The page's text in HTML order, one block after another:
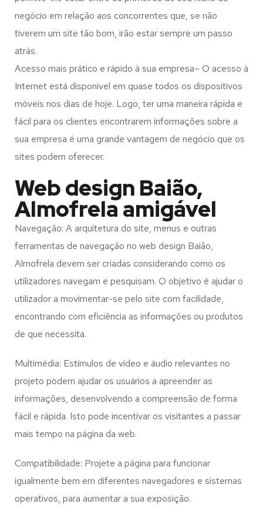
negócio em relação aos concorrentes que, se não
tiverem um site tão bom, irão estar sempre um passo
atrás.
Acesso mais prático e rápido à sua empresa– O acesso à
Internet está disponível em quase todos os dispositivos
móveis nos dias de hoje. Logo, ter uma maneira rápida e
fácil para os clientes encontrarem informações sobre a
sua empresa é uma grande vantagem de negócio que os
sites podem oferecer.
Web design Baião,
Almofrela amigável
Navegação: A arquitetura do site, menus e outras
ferramentas de navegação no web design Baião,
Almofrela devem ser criadas considerando como os
utilizadores navegam e pesquisam. O objetivo é ajudar o
utilizador a movimentar-se pelo site com facilidade,
encontrando com eficiência as informações ou produtos
de que necessita.
Multimédia: Estímulos de vídeo e áudio relevantes no
projeto podem ajudar os usuários a apreender as
informações, desenvolvendo a compreensão de forma
fácil e rápida. Isto pode incentivar os visitantes a passar
mais tempo na página da web.
Compatibilidade: Projete a página para funcionar
igualmente bem em diferentes navegadores e sistemas
operativos, para aumentar a sua exposição.